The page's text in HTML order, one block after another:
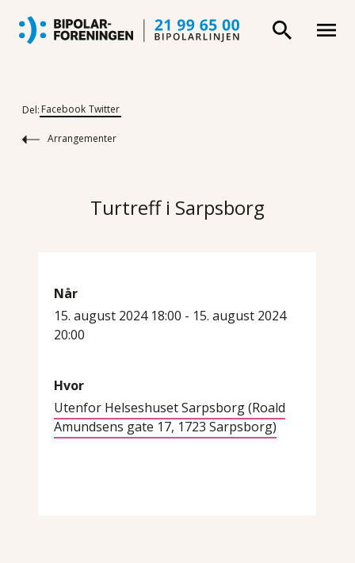
Del: Facebook Twitter
Arrangementer
Turtreff i Sarpsborg
Når
15. august 2024 18:00 - 15. august 2024
20:00
Hvor
Utenfor Helseshuset Sarpsborg (Roald
Amundsens gate 17, 1723 Sarpsborg)